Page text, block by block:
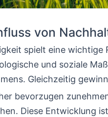
von
spielt eine wichtige
und soziale
Gleichzeitig
bevorzugen
Diese Entwicklung